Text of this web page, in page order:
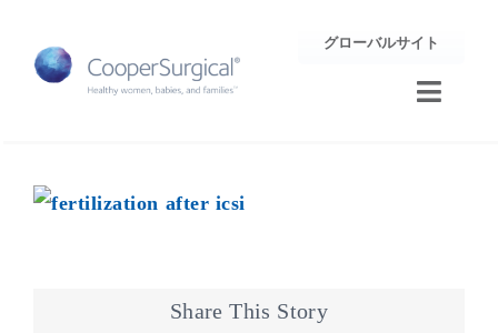
content
グローバルサイト
Toggle
企業情報
Share This Story